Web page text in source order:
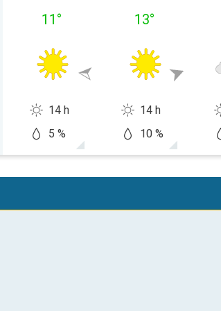
11 °
14 h
5 %
13°
14 h
10 %